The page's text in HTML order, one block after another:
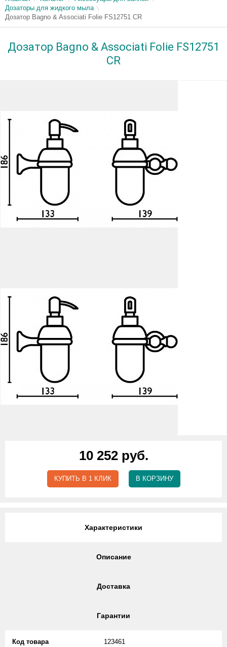
Дозаторы для жидкого мыла
Дозатор Bagno & Associati Folie FS12751 CR
Дозатор Bagno & Associati Folie FS12751
CR
10 252 руб.
КУПИТЬ В 1 КЛИК В КОРЗИНУ
Характеристики
Описание
Доставка
Гарантии
Код товара 123461